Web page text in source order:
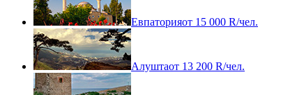
Евпаторияот 15 000 R/чел.
Алуштаот 13 200 R/чел.